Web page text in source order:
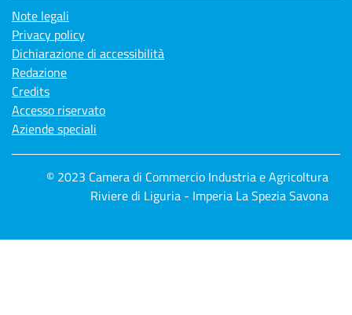
Note legali
Privacy policy
Dichiarazione di accessibilità
Redazione
Credits
Accesso riservato
Aziende speciali
© 2023 Camera di Commercio Industria e Agricoltura
Riviere di Liguria - Imperia La Spezia Savona